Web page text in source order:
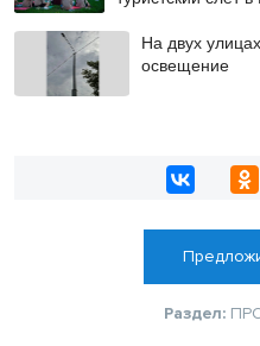
На двух
освещение
Раздел: